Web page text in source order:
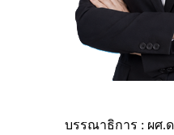
บรรณาธิการ : ผศ.